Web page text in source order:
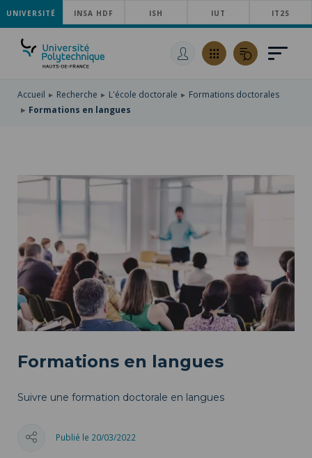
ACCÉDER
AU
MENU
PRINCIPAL
ALLER
AU
CONTENU
ACCÉDER
RECHERCHE
UNIVERSITÉ INSA HDF ISH IUT IT2S
Accueil Recherche L'école doctorale
Formations doctorales
Formations en langues
Formations en langues
Suivre une formation doctorale en langues
Publié le 20/03/2022